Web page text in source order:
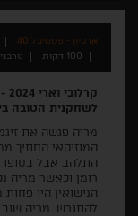
ארכיון - פסטיבל 40
100 דקות
לשחקנית הטובה
מריה פגשה את
המוזיקאי החתיך
התלהב אבל בסופו
רומן וכאשר מריה
הנישואין היו פחות
להתגרש. מריה